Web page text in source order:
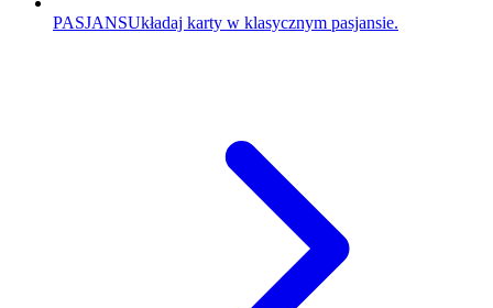
PASJANSUkładaj karty w klasycznym pasjansie.